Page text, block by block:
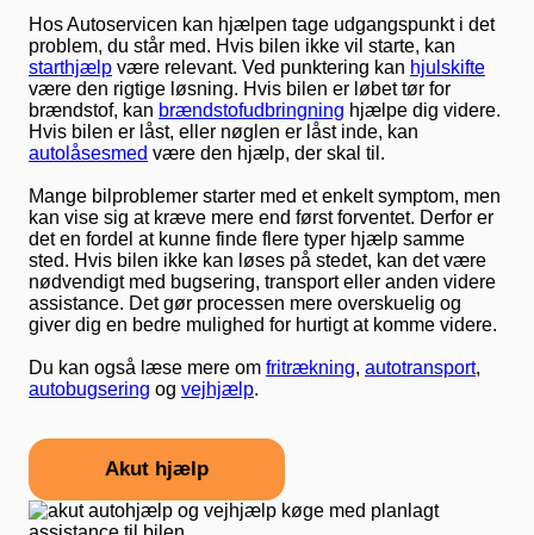
Hos Autoservicen kan hjælpen tage udgangspunkt i det
problem, du står med. Hvis bilen ikke vil starte, kan
starthjælp være relevant. Ved punktering kan hjulskifte
være den rigtige løsning. Hvis bilen er løbet tør for
brændstof, kan brændstofudbringning hjælpe dig videre.
Hvis bilen er låst, eller nøglen er låst inde, kan
autolåsesmed være den hjælp, der skal til.
Mange bilproblemer starter med et enkelt symptom, men
kan vise sig at kræve mere end først forventet. Derfor er
det en fordel at kunne finde flere typer hjælp samme
sted. Hvis bilen ikke kan løses på stedet, kan det være
nødvendigt med bugsering, transport eller anden videre
assistance. Det gør processen mere overskuelig og
giver dig en bedre mulighed for hurtigt at komme videre.
Du kan også læse mere om fritrækning, autotransport,
autobugsering og vejhjælp.
Akut hjælp